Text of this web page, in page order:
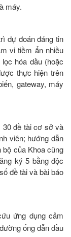
máy.
dự đoán đáng tin
vi tiềm ẩn nhiều
hóa dầu (hoặc
thực hiện trên
gateway, máy
30 đề tài cơ sở và
viên; hướng dẫn
của Khoa cũng
ký 5 bằng độc
đề tài và bài báo
ứng dụng cảm
ống dẫn dầu